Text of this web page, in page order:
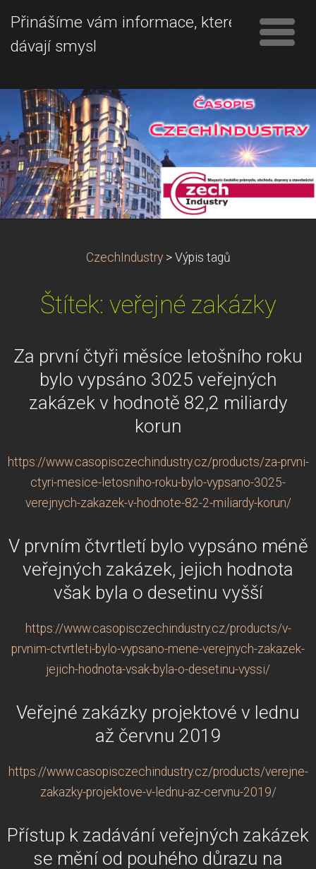
Přinášíme vám informace, které
dávají smysl
CzechIndustry > Výpis tagů
Štítek: veřejné zakázky
Za první čtyři měsíce letošního roku
bylo vypsáno 3025 veřejných
zakázek v hodnotě 82,2 miliardy
korun
https://www.casopisczechindustry.cz/products/za-prvni-
ctyri-mesice-letosniho-roku-bylo-vypsano-3025-
verejnych-zakazek-v-hodnote-82-2-miliardy-korun/
V prvním čtvrtletí bylo vypsáno méně
veřejných zakázek, jejich hodnota
však byla o desetinu vyšší
https://www.casopisczechindustry.cz/products/v-
prvnim-ctvrtleti-bylo-vypsano-mene-verejnych-zakazek-
jejich-hodnota-vsak-byla-o-desetinu-vyssi/
Veřejné zakázky projektové v lednu
až červnu 2019
https://www.casopisczechindustry.cz/products/verejne-
zakazky-projektove-v-lednu-az-cervnu-2019/
Přístup k zadávání veřejných zakázek
se mění od pouhého důrazu na